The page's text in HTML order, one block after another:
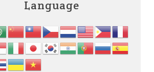
Language